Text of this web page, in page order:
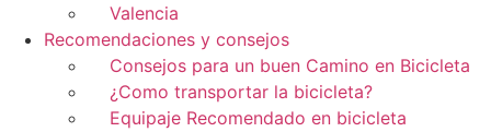
Valencia
Recomendaciones y consejos
Consejos para un buen Camino en Bicicleta
¿Como transportar la bicicleta?
Equipaje Recomendado en bicicleta